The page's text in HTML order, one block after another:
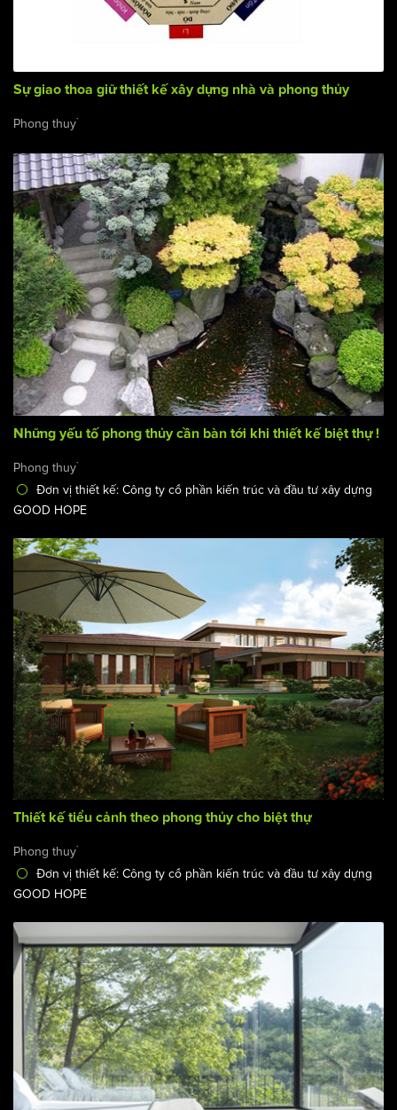
Sự giao thoa giữ thiết kế xây dựng nhà và phong thủy
Phong thuỷ
Những yếu tố phong thủy cần bàn tới khi thiết kế biệt thự !
Phong thuỷ
Đơn vị thiết kế: Công ty cổ phần kiến trúc và đầu tư xây dựng
GOOD HOPE
Thiết kế tiểu cảnh theo phong thủy cho biệt thự
Phong thuỷ
Đơn vị thiết kế: Công ty cổ phần kiến trúc và đầu tư xây dựng
GOOD HOPE